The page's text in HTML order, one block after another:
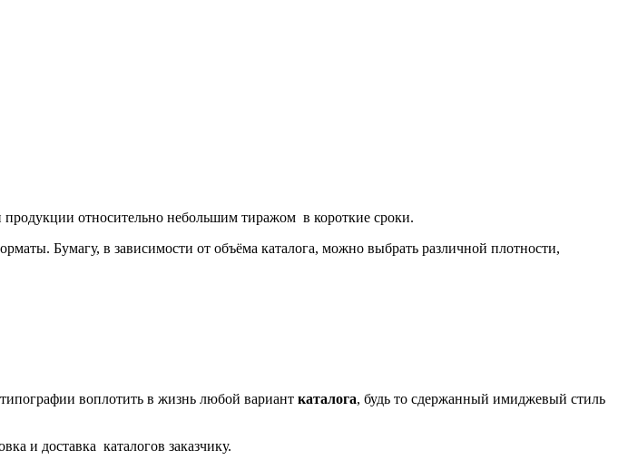
продукции относительно небольшим тиражом в короткие сроки.
Бумагу, в зависимости от объёма каталога, можно выбрать различной плотности,
воплотить в жизнь любой вариант каталога, будь то сдержанный имиджевый стиль
и доставка каталогов заказчику.